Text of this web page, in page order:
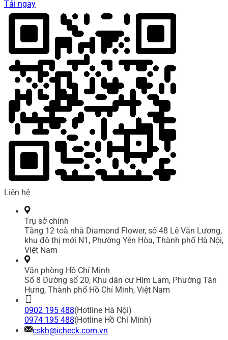
Tải ngay
Liên hệ
Trụ sở chính
Tầng 12 toà nhà Diamond Flower, số 48 Lê Văn Lương,
khu đô thị mới N1, Phường Yên Hòa, Thành phố Hà Nội,
Việt Nam
Văn phòng Hồ Chí Minh
Số 8 Đường số 20, Khu dân cư Him Lam, Phường Tân
Hưng, Thành phố Hồ Chí Minh, Việt Nam
0902 195 488(Hotline Hà Nội)
0974 195 488(Hotline Hồ Chí Minh)
cskh@icheck.com.vn